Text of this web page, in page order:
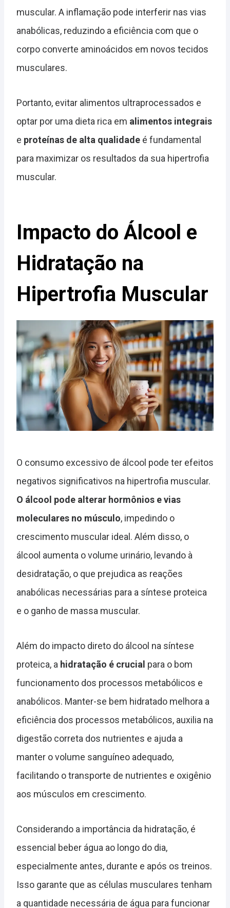
muscular. A inflamação pode interferir nas vias
anabólicas, reduzindo a eficiência com que o
corpo converte aminoácidos em novos tecidos
musculares.
Portanto, evitar alimentos ultraprocessados e
optar por uma dieta rica em alimentos integrais
e proteínas de alta qualidade é fundamental
para maximizar os resultados da sua hipertrofia
muscular.
Impacto do Álcool e
Hidratação na
Hipertrofia Muscular
O consumo excessivo de álcool pode ter efeitos
negativos significativos na hipertrofia muscular.
O álcool pode alterar hormônios e vias
moleculares no músculo, impedindo o
crescimento muscular ideal. Além disso, o
álcool aumenta o volume urinário, levando à
desidratação, o que prejudica as reações
anabólicas necessárias para a síntese proteica
e o ganho de massa muscular.
Além do impacto direto do álcool na síntese
proteica, a hidratação é crucial para o bom
funcionamento dos processos metabólicos e
anabólicos. Manter-se bem hidratado melhora a
eficiência dos processos metabólicos, auxilia na
digestão correta dos nutrientes e ajuda a
manter o volume sanguíneo adequado,
facilitando o transporte de nutrientes e oxigênio
aos músculos em crescimento.
Considerando a importância da hidratação, é
essencial beber água ao longo do dia,
especialmente antes, durante e após os treinos.
Isso garante que as células musculares tenham
a quantidade necessária de água para funcionar